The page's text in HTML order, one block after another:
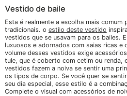
Vestido de baile
Esta é realmente a escolha mais
tradicionais. o estilo deste vestido
vestidos que se usavam para os bailes.
luxuosos e adornados com saias ricas e
volume desses vestidos exige
tule, que é coberto com cetim ou renda,
vestidos fazem a noiva se sentir uma
os tipos de corpo. Se você quer se
seu dia especial, esse estilo é a
Complete o visual com acessórios de